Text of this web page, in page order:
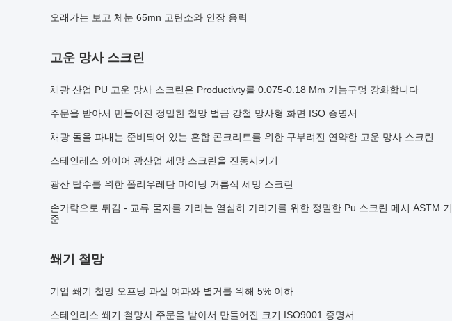
오래가는 보고 체눈 65mn 고탄소와 인장 응력
고운 망사 스크린
채광 산업 PU 고운 망사 스크린은 Productivty를 0.075-0.18 Mm 가늠구멍 강화합니다
주문을 받아서 만들어진 정밀한 철망 벌금 강철 망사형 화면 ISO 증명서
채광 돌을 파내는 준비되어 있는 혼합 콘크리트를 위한 구부려진 연약한 고운 망사 스크린
스테인레스 와이어 광산업 세망 스크린을 진동시키기
광산 탈수를 위한 폴리우레탄 마이닝 거름식 세망 스크린
손가락으로 튀김 - 교류 물자를 가리는 열심히 가리기를 위한 정밀한 Pu 스크린 메시 ASTM 기
준
쐐기 철망
기업 쐐기 철망 오프닝 과실 여과와 별거를 위해 5% 이하
스테인리스 쐐기 철망사 주문을 받아서 만들어진 크기 ISO9001 증명서